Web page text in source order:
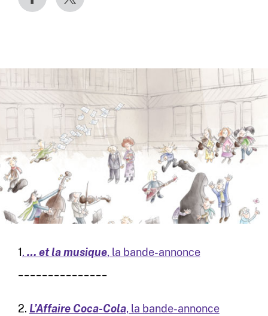
1. … et la musique, la bande-annonce
2. L’Affaire Coca-Cola, la bande-annonce